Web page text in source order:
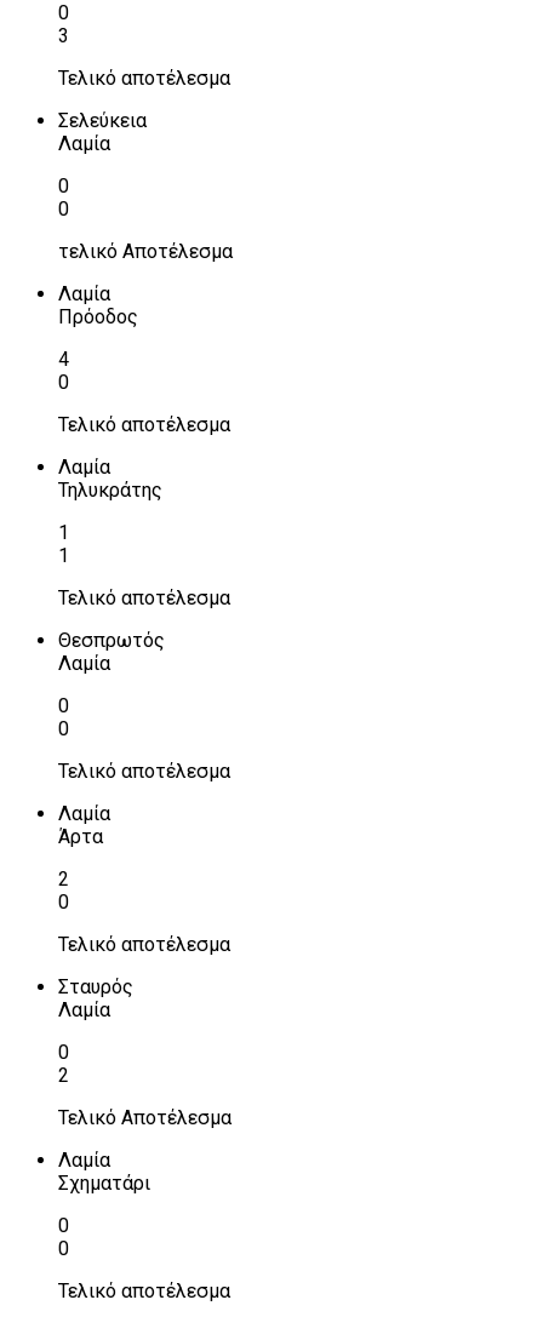
0
3
Τελικό αποτέλεσμα
Σελεύκεια
Λαμία
0
0
τελικό Αποτέλεσμα
Λαμία
Πρόοδος
4
0
Τελικό αποτέλεσμα
Λαμία
Τηλυκράτης
1
1
Τελικό αποτέλεσμα
Θεσπρωτός
Λαμία
0
0
Τελικό αποτέλεσμα
Λαμία
Άρτα
2
0
Τελικό αποτέλεσμα
Σταυρός
Λαμία
0
2
Τελικό Αποτέλεσμα
Λαμία
Σχηματάρι
0
0
Τελικό αποτέλεσμα